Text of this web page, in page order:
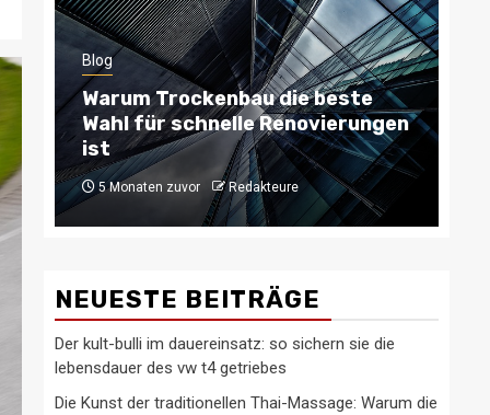
Blog
Warum Trockenbau die beste
Wahl für schnelle Renovierungen
ist
5 Monaten zuvor Redakteure
NEUESTE BEITRÄGE
Der kult-bulli im dauereinsatz: so sichern sie die
lebensdauer des vw t4 getriebes
Die Kunst der traditionellen Thai-Massage: Warum die